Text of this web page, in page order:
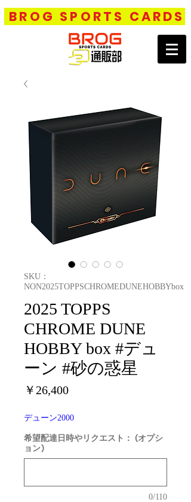
BROG SPORTS CARDS
SKU：
NON2025TOPPSCHROMEDUNEHOBBYbox
2025 TOPPS
CHROME DUNE
HOBBY box #デュ
ーン #砂の惑星
￥26,400価
デューン2000
希望配達日時やリクエスト： (オプシ
ョン)
0/110